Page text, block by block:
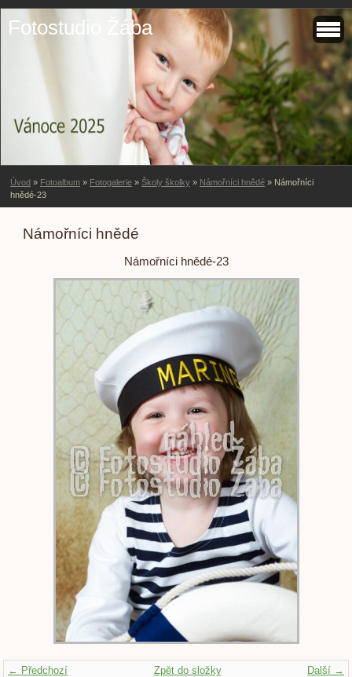
Fotostudio Žába
Úvod » Fotoalbum » Fotogalerie » Školy školky » Námořníci hnědé » Námořníci
hnědé-23
Námořníci hnědé
Námořníci hnědé-23
← Předchozí Další →
Zpět do složky